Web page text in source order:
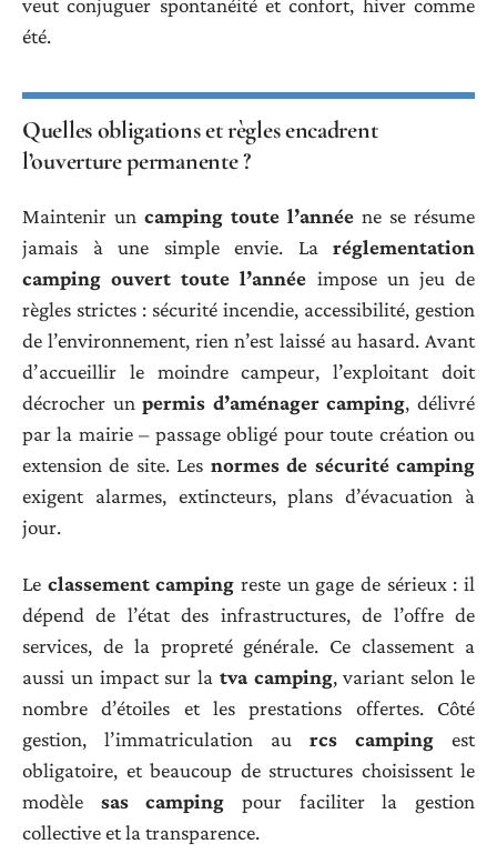
veut conjuguer spontanéité et confort, hiver comme
été.
Quelles obligations et règles encadrent
l’ouverture permanente ?
Maintenir un camping toute l’année ne se résume
jamais à une simple envie. La réglementation
camping ouvert toute l’année impose un jeu de
règles strictes : sécurité incendie, accessibilité, gestion
de l’environnement, rien n’est laissé au hasard. Avant
d’accueillir le moindre campeur, l’exploitant doit
décrocher unpermis d’aménager camping, délivré
par la mairie – passage obligé pour toute création ou
extension de site. Les normes de sécurité camping
exigent alarmes, extincteurs, plans d’évacuation à
jour.
Le classement camping reste un gage de sérieux : il
dépend de l’état des infrastructures, de l’offre de
services, de la propreté générale. Ce classement a
aussi un impact sur la tva camping, variant selon le
nombre d’étoiles et les prestations offertes. Côté
gestion, l’immatriculation au rcs camping est
obligatoire, et beaucoup de structures choisissent le
modèle sas camping pour faciliter la gestion
collective et la transparence.